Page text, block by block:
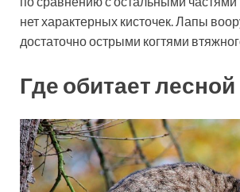
нет характерных кисточек. Лапы
достаточно острыми когтями
Где обитает лесной